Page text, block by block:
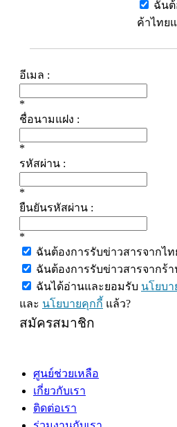
ฉันต้
ค้าไทย
อีเมล :
*
ชื่อนามแฝง :
*
รหัสผ่าน :
*
ยืนยันรหัสผ่าน :
*
ฉันต้องการรับข่าวสารจากไท
ฉันต้องการรับข่าวสารจากร้
ฉันได้อ่านและยอมรับ นโยบา
และ นโยบายคุกกี้ แล้ว?
สมัครสมาชิก
ศูนย์ช่วยเหลือ
เกี่ยวกับเรา
ติดต่อเรา